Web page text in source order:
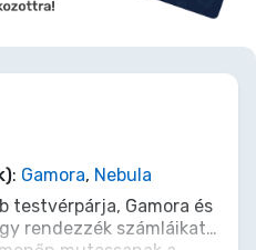
: Gamora, Nebula
testvérpárja, Gamora és
rendezzék számláikat…